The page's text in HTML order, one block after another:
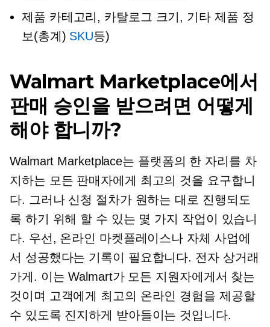
제품 카테고리, 카탈로그 크기, 기타 제품 정
보(총계) SKU등)
Walmart Marketplace에서
판매 승인을 받으려면 어떻게
해야 합니까?
Walmart Marketplace는 플랫폼의 한 자리를 차
지하는 모든 판매자에게 최고의 것을 요구합니
다. 그러나 신청 절차가 원하는 대로 진행되도
록 하기 위해 할 수 있는 몇 가지 작업이 있습니
다. 우선, 온라인 마켓플레이스나 자체 사업에
서 성공했다는 기록이 필요합니다. 전자 상거래
가게. 이는 Walmart가 모든 지원자에게서 찾는
것이며 고객에게 최고의 온라인 경험을 제공할
수 있도록 진지하게 받아들이는 것입니다.